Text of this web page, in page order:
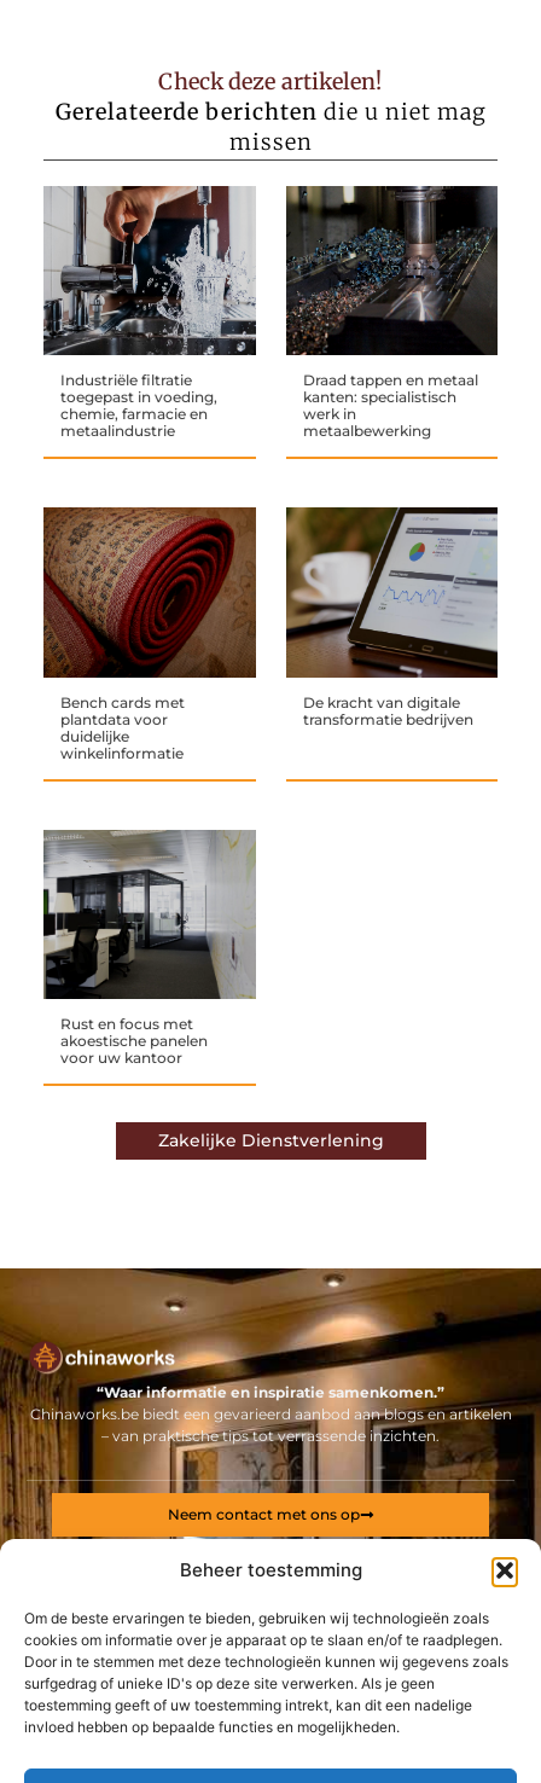
Beheer toestemming
Om de beste ervaringen te bieden, gebruiken wij technologieën zoals
cookies om informatie over je apparaat op te slaan en/of te raadplegen.
Door in te stemmen met deze technologieën kunnen wij gegevens zoals
surfgedrag of unieke ID's op deze site verwerken. Als je geen
toestemming geeft of uw toestemming intrekt, kan dit een nadelige
invloed hebben op bepaalde functies en mogelijkheden.
Check deze artikelen!
Gerelateerde berichten die u niet mag
missen
Industriële filtratie
toegepast in voeding,
chemie, farmacie en
metaalindustrie
Draad tappen en metaal
kanten: specialistisch
werk in
metaalbewerking
Bench cards met
plantdata voor
duidelijke
winkelinformatie
De kracht van digitale
transformatie bedrijven
Rust en focus met
akoestische panelen
voor uw kantoor
Zakelijke Dienstverlening
“Waar informatie en inspiratie samenkomen.”
Chinaworks.be biedt een gevarieerd aanbod aan blogs en artikelen
– van praktische tips tot verrassende inzichten.
De best gelezen stukken op een rij
Reken op deze professionele kuisfirma uit Dendermonde
Evolutie
Neem contact met ons op